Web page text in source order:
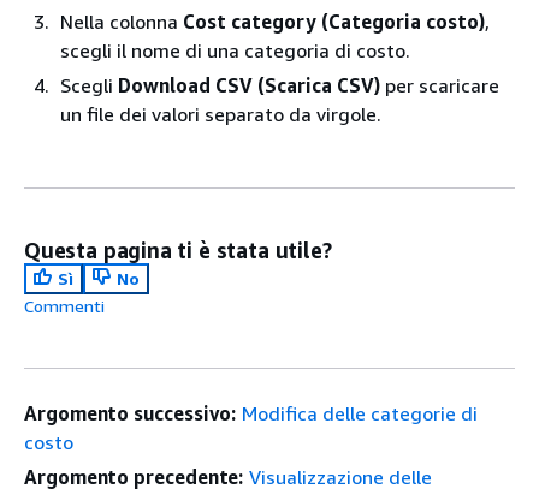
Nella colonna Cost category (Categoria costo),
scegli il nome di una categoria di costo.
Scegli Download CSV (Scarica CSV) per scaricare
un file dei valori separato da virgole.
Questa pagina ti è stata utile?
Sì
No
Commenti
Argomento successivo: Modifica delle categorie di
costo
Argomento precedente: Visualizzazione delle